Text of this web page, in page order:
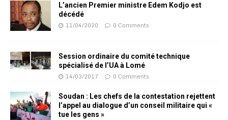
L’ancien Premier ministre Edem Kodjo est
décédé
11/04/2020 0 Comments
Session ordinaire du comité technique
spécialisé de l’UA à Lomé
14/03/2017 0 Comments
Soudan : Les chefs de la contestation rejettent
l’appel au dialogue d’un conseil militaire qui «
tue les gens »